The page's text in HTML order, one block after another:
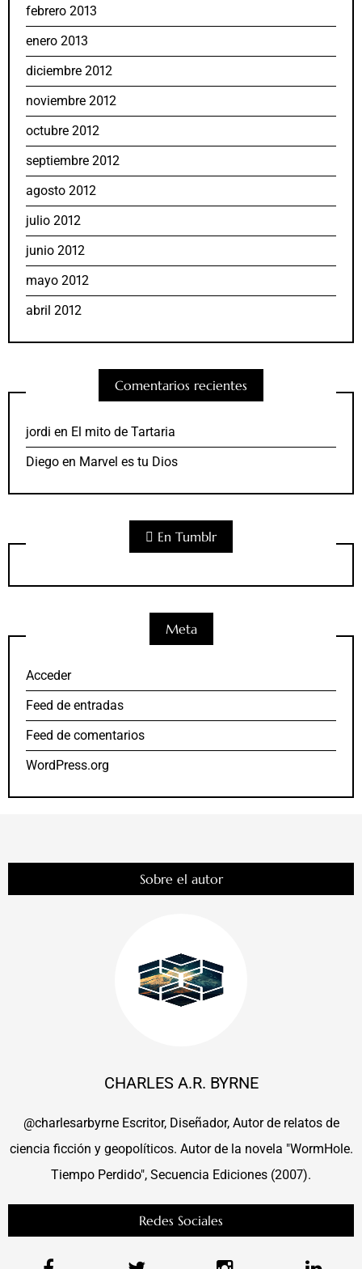
febrero 2013
enero 2013
diciembre 2012
noviembre 2012
octubre 2012
septiembre 2012
agosto 2012
julio 2012
junio 2012
mayo 2012
abril 2012
Comentarios recientes
jordi en El mito de Tartaria
Diego en Marvel es tu Dios
En Tumblr
Meta
Acceder
Feed de entradas
Feed de comentarios
WordPress.org
Sobre el autor
CHARLES A.R. BYRNE
@charlesarbyrne Escritor, Diseñador, Autor de relatos de
ciencia ficción y geopolíticos. Autor de la novela "WormHole.
Tiempo Perdido", Secuencia Ediciones (2007).
Redes Sociales